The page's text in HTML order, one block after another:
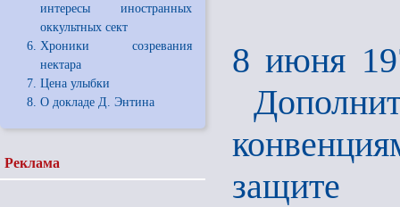
интересы иностранных
оккультных сект
Хроники созревания
нектара
Цена улыбки
О докладе Д. Энтина
Реклама
8 июня